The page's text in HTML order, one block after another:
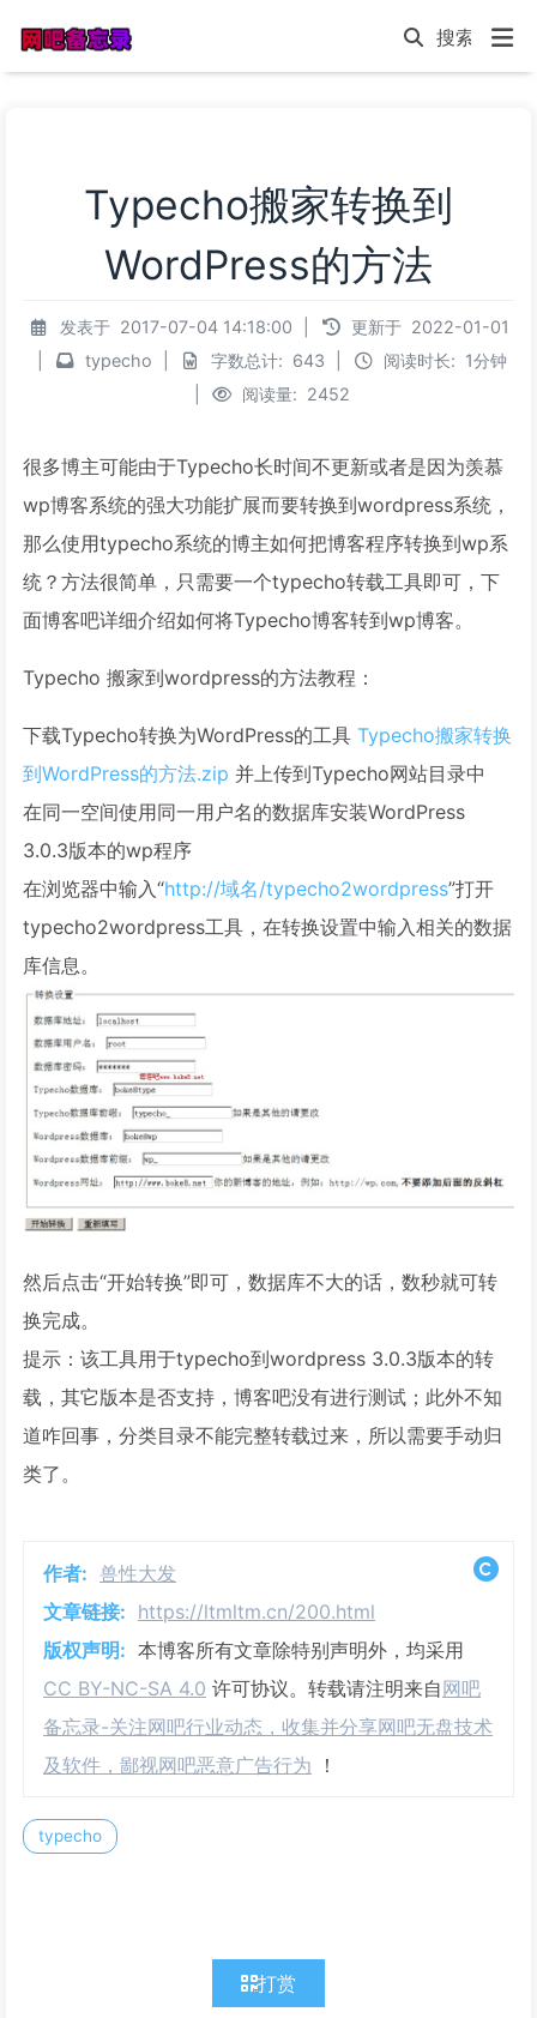
Typecho搬家转换到
WordPress的方法
发表于 2017-07-04 14:18:00 更新于 2022-01-01
typecho 字数总计: 643 阅读时长: 1分钟
阅读量: 2452
很多博主可能由于Typecho长时间不更新或者是因为羡慕
wp博客系统的强大功能扩展而要转换到wordpress系统，
那么使用typecho系统的博主如何把博客程序转换到wp系
统？方法很简单，只需要一个typecho转载工具即可，下
面博客吧详细介绍如何将Typecho博客转到wp博客。
Typecho 搬家到wordpress的方法教程：
下载Typecho转换为WordPress的工具 Typecho搬家转换
到WordPress的方法.zip 并上传到Typecho网站目录中
在同一空间使用同一用户名的数据库安装WordPress
3.0.3版本的wp程序
在浏览器中输入“http://域名/typecho2wordpress”打开
typecho2wordpress工具，在转换设置中输入相关的数据
库信息。
然后点击“开始转换”即可，数据库不大的话，数秒就可转
换完成。
提示：该工具用于typecho到wordpress 3.0.3版本的转
载，其它版本是否支持，博客吧没有进行测试；此外不知
道咋回事，分类目录不能完整转载过来，所以需要手动归
类了。
作者: 兽性大发
文章链接: https://ltmltm.cn/200.html
版权声明: 本博客所有文章除特别声明外，均采用
CC BY-NC-SA 4.0 许可协议。转载请注明来自网吧
备忘录-关注网吧行业动态，收集并分享网吧无盘技术
及软件，鄙视网吧恶意广告行为 ！
typecho
打赏